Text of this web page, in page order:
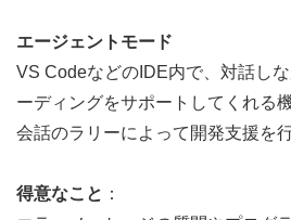
エージェントモード
VS CodeなどのIDE内で、対話し
ーディングをサポートしてくれる
会話のラリーによって開発支援を
得意なこと ：